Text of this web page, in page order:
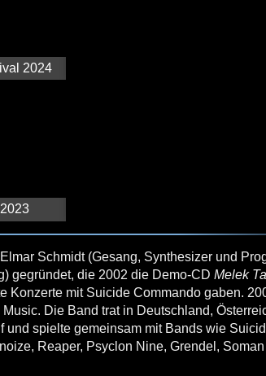
2024
Schmidt (Gesang, Synthesizer und
gegründet, die 2002 die Demo-CD Melek
Konzerte mit Suicide Commando gaben.
Die Band trat in Deutschland,
und spielte gemeinsam mit Bands wie
Reaper, Psyclon Nine, Grendel,